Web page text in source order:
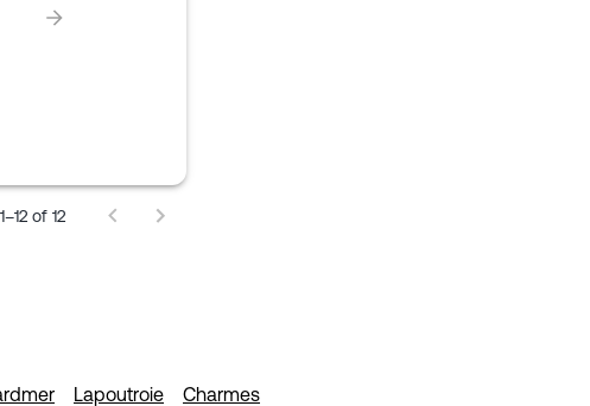
1–12 of 12
Lapoutroie Charmes